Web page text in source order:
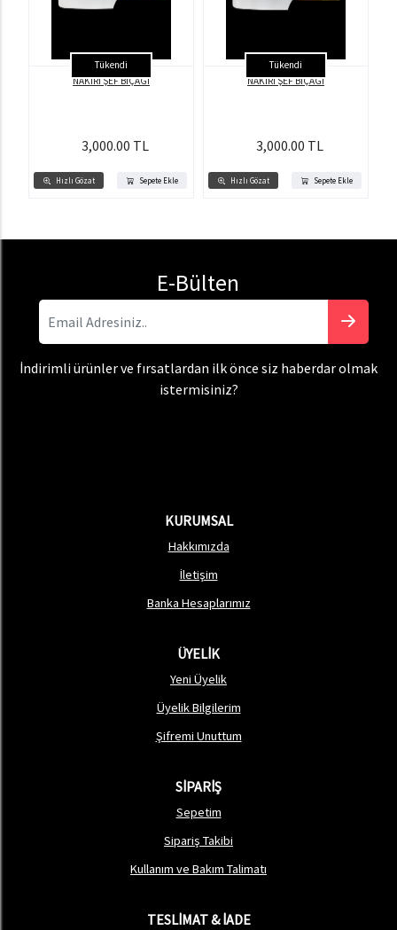
Tükendi
Hızlı Gözat Sepete Ekle
NAKİRİ ŞEF BIÇAĞI
3,000.00 TL
Tükendi
Hızlı Gözat Sepete Ekle
NAKİRİ ŞEF BIÇAĞI
3,000.00 TL
E-Bülten
İndirimli ürünler ve fırsatlardan ilk önce siz haberdar olmak
istermisiniz?
KURUMSAL
Hakkımızda
İletişim
Banka Hesaplarımız
ÜYELİK
Yeni Üyelik
Üyelik Bilgilerim
Şifremi Unuttum
SİPARİŞ
Sepetim
Sipariş Takibi
Kullanım ve Bakım Talimatı
TESLİMAT & İADE